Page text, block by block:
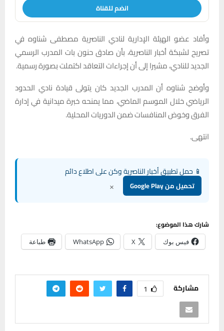
انضم للقناة
وأفاد عضو الهيئة الإدارية لنادي الناصرية مصطفى شناوه في
تصريح لشبكة أخبار الناصرية، بأن صادق حنون بات المدرب الرسمي
الجديد للنادي، مشيرا إلى أن إجراءات التعاقد اكتملت بصورة رسمية.
وأوضح شناوه أن المدرب الجديد كان يتولى قيادة نادي الحدود
الرياضي خلال الموسم الماضي، مما يمنحه خبرة ميدانية في إدارة
الفرق وخوض المنافسات ضمن الدوريات المحلية.
انتهى.
📱 حمل تطبيق أخبار الناصرية وكن على اطلاع دائم
تحميل من Google Play ×
شارك هذا الموضوع:
فيس بوك X
WhatsApp طباعة
مشاركة 1